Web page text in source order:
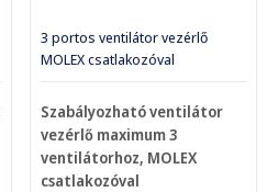
3 portos ventilátor vezérlő
MOLEX csatlakozóval
Szabályozható ventilátor
vezérlő maximum 3
ventilátorhoz, MOLEX
csatlakozóval